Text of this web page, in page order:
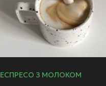
ЕСПРЕСО З МОЛОКОМ